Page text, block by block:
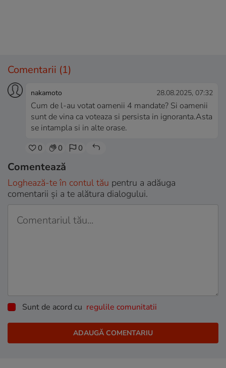
Comentarii (1)
nakamoto 28.08.2025, 07:32
Cum de l-au votat oamenii 4 mandate? Si oamenii
sunt de vina ca voteaza si persista in ignoranta.Asta
se intampla si in alte orase.
0 0 0
Comentează
Loghează-te în contul tău pentru a adăuga
comentarii și a te alătura dialogului.
Sunt de acord cu regulile comunitatii